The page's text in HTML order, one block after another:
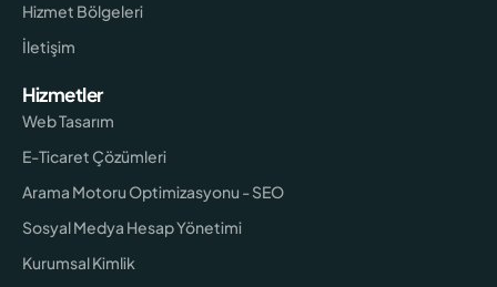
Hizmet Bölgeleri
İletişim
Hizmetler
Web Tasarım
E-Ticaret Çözümleri
Arama Motoru Optimizasyonu - SEO
Sosyal Medya Hesap Yönetimi
Kurumsal Kimlik